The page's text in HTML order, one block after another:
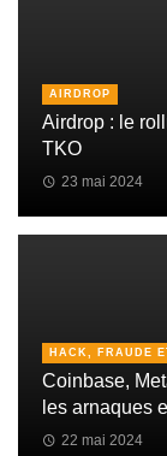
AIRDROP
Airdrop : le
TKO
23 mai 2024
HACK, FRAUDE
Coinbase,
les arnaques
22 mai 2024